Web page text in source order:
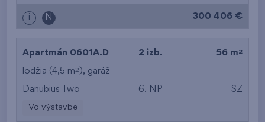
i N 300 406 €
Apartmán 0601A.D 2 izb. 56 m 2
lodžia (4,5 m2 ), garáž
Danubius Two 6. NP SZ
Vo výstavbe